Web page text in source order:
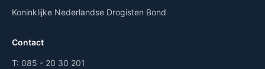
Koninklijke Nederlandse Drogisten Bond
Contact
T: 085 - 20 30 201